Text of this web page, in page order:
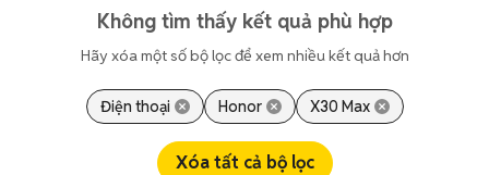
Không tìm thấy kết quả phù hợp
Hãy xóa một số bộ lọc để xem nhiều kết quả hơn
Điện thoại Honor X30 Max
Xóa tất cả bộ lọc